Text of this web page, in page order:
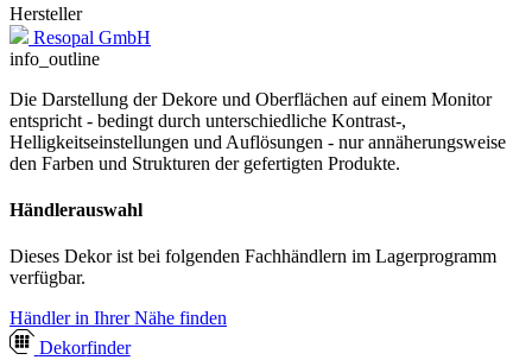
Hersteller
Resopal GmbH
info_outline
Die Darstellung der Dekore und Oberflächen auf einem Monitor
entspricht - bedingt durch unterschiedliche Kontrast-,
Helligkeitseinstellungen und Auflösungen - nur annäherungsweise
den Farben und Strukturen der gefertigten Produkte.
Händlerauswahl
Dieses Dekor ist bei folgenden Fachhändlern im Lagerprogramm
verfügbar.
Händler in Ihrer Nähe finden
Dekorfinder